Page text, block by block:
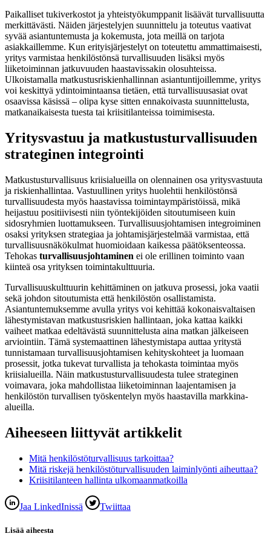
Paikalliset tukiverkostot ja yhteistyökumppanit lisäävät turvallisuutta
merkittävästi. Näiden järjestelyjen suunnittelu ja toteutus vaativat
syvää asiantuntemusta ja kokemusta, jota meillä on tarjota
asiakkaillemme. Kun erityisjärjestelyt on toteutettu ammattimaisesti,
yritys varmistaa henkilöstönsä turvallisuuden lisäksi myös
liiketoiminnan jatkuvuuden haastavissakin olosuhteissa.
Ulkoistamalla matkustusriskienhallinnan asiantuntijoillemme, yritys
voi keskittyä ydintoimintaansa tietäen, että turvallisuusasiat ovat
osaavissa käsissä – olipa kyse sitten ennakoivasta suunnittelusta,
matkanaikaisesta tuesta tai kriisitilanteissa toimimisesta.
Yritysvastuu ja matkustusturvallisuuden
strateginen integrointi
Matkustusturvallisuus kriisialueilla on olennainen osa yritysvastuuta
ja riskienhallintaa. Vastuullinen yritys huolehtii henkilöstönsä
turvallisuudesta myös haastavissa toimintaympäristöissä, mikä
heijastuu positiivisesti niin työntekijöiden sitoutumiseen kuin
sidosryhmien luottamukseen. Turvallisuusjohtamisen integroiminen
osaksi yrityksen strategiaa ja johtamisjärjestelmää varmistaa, että
turvallisuusnäkökulmat huomioidaan kaikessa päätöksenteossa.
Tehokas turvallisuusjohtaminen ei ole erillinen toiminto vaan
kiinteä osa yrityksen toimintakulttuuria.
Turvallisuuskulttuurin kehittäminen on jatkuva prosessi, joka vaatii
sekä johdon sitoutumista että henkilöstön osallistamista.
Asiantuntemuksemme avulla yritys voi kehittää kokonaisvaltaisen
lähestymistavan matkustusriskien hallintaan, joka kattaa kaikki
vaiheet matkaa edeltävästä suunnittelusta aina matkan jälkeiseen
arviointiin. Tämä systemaattinen lähestymistapa auttaa yritystä
tunnistamaan turvallisuusjohtamisen kehityskohteet ja luomaan
prosessit, jotka tukevat turvallista ja tehokasta toimintaa myös
kriisialueilla. Näin matkustusturvallisuudesta tulee strateginen
voimavara, joka mahdollistaa liiketoiminnan laajentamisen ja
henkilöstön turvallisen työskentelyn myös haastavilla markkina-
alueilla.
Aiheeseen liittyvät artikkelit
Mitä henkilöstöturvallisuus tarkoittaa?
Mitä riskejä henkilöstöturvallisuuden laiminlyönti aiheuttaa?
Kriisitilanteen hallinta ulkomaanmatkoilla
Jaa LinkedInissä Twiittaa
Lisää aiheesta